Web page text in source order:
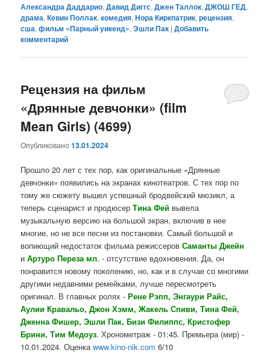
Александра Даддарио,Давид Диггс,Джен Таллок,ДЖОШ ГЕД,
драма,Кевин Поллак,комедия,Нора Киркпатрик,рецензия,
сша,фильм «Парный уикенд»,Эшли Пак |Добавить
комментарий
Рецензия на фильм
«Дрянные девчонки» (film
Mean Girls) (4699)
Опубликовано13.01.2024
Прошло 20 лет с тех пор, как оригинальные «Дрянные
девчонки» появились на экранах кинотеатров. С тех пор по
тому же сюжету вышел успешный бродвейский мюзикл, а
теперь сценарист и продюсерТина Фей вывела
музыкальную версию на большой экран, включив в нее
многие, но не все песни из постановки. Самый большой и
вопиющий недостаток фильма режиссеровСаманты Джейн
иАртуро Перезамл. - отсутствие вдохновения. Да, он
понравится новому поколению, но, как и в случае со многими
другими недавними ремейками, лучше пересмотреть
оригинал. В главных ролях -Рене Рэпп, Энгаури Райс,
Аулии Кравальо, Джон Хэмм, Жакель Спиви, Тина Фей,
Дженна Фишер, Эшли Пак, Бизи Филиппс, Кристофер
Брини, Тим Медоуз. Хронометраж - 01:45. Премьера (мир) -
10.01.2024. Оценкаwww.kino-nik.com 6/10